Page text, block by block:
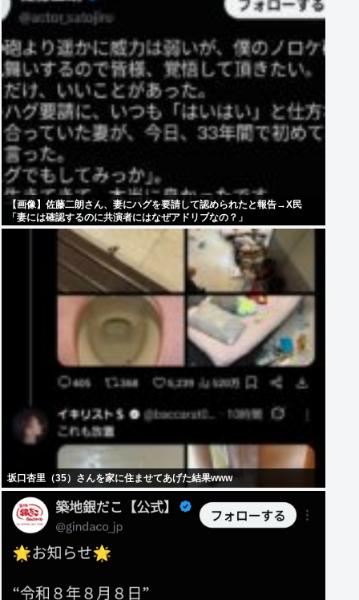
【画像】佐藤二朗さん、妻にハグを要請して認められたと報告→X民
「妻には確認するのに共演者にはなぜアドリブなの？」
坂口杏里（35）さんを家に住ませてあげた結果www